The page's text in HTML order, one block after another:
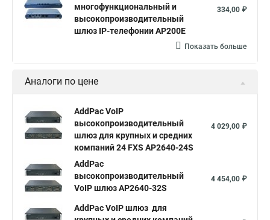
многофункциональный и
высокопроизводительный
шлюз IP-телефонии AP200E
334,00 ₽
Показать больше
Аналоги по цене
AddPac VoIP
высокопроизводительный
шлюз для крупных и средних
компаний 24 FXS AP2640-24S
4 029,00 ₽
AddPac
высокопроизводительный
VoIP шлюз AP2640-32S
4 454,00 ₽
AddPac VoIP шлюз для